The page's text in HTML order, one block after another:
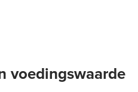
voedingswaarde